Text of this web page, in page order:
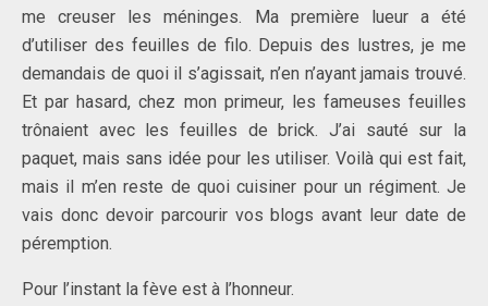
me creuser les méninges. Ma première lueur a été
d’utiliser des feuilles de filo. Depuis des lustres, je me
demandais de quoi il s’agissait, n’en n’ayant jamais trouvé.
Et par hasard, chez mon primeur, les fameuses feuilles
trônaient avec les feuilles de brick. J’ai sauté sur la
paquet, mais sans idée pour les utiliser. Voilà qui est fait,
mais il m’en reste de quoi cuisiner pour un régiment. Je
vais donc devoir parcourir vos blogs avant leur date de
péremption.
Pour l’instant la fève est à l’honneur.